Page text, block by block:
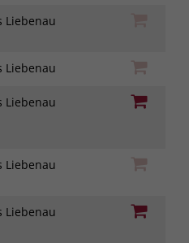
Liebenau
Liebenau
Liebenau
Liebenau
Liebenau